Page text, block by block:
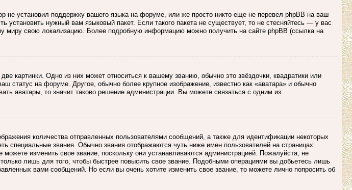
не установил поддержку вашего языка на форуме, или же просто никто еще не перевел phpBB на ваш
установить нужный вам языковый пакет. Если такого пакета не существует, то не стесняйтесь — у вас
миру свою локализацию. Более подробную информацию можно получить на сайте phpBB (ссылка на
картинки. Одно из них может относиться к вашему званию, обычно это звёздочки, квадратики или
статус на форуме. Другое, обычно более крупное изображение, известно как «аватара» и обычно
аватары, то значит таково решение администрации. Вы можете связаться с одним из
количества отправленных пользователями сообщений, а также для идентификации некоторых
специальные звания. Обычно звания отображаются чуть ниже имен пользователей на страницах
изменить свое звание, поскольку они устанавливаются администрацией. Пожалуйста, не
лишь для того, чтобы быстрее повысить свое звание. Подобными операциями вы добьетесь лишь
вами сообщений. Но если вы очень хотите изменить свое звание, то можете лично попросить об